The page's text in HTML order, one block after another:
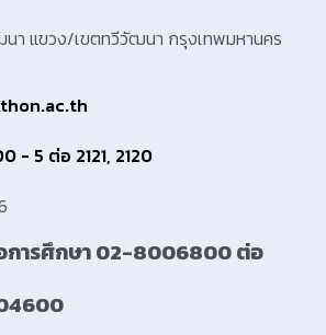
า แขวง/เขตทวีวัฒนา กรุงเทพมหานคร
- 5 ต่อ 2121, 2120
การศึกษา 02-8006800 ต่อ